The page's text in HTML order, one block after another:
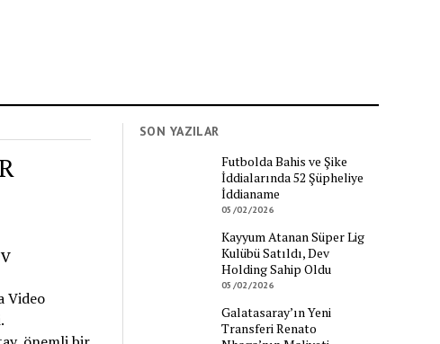
Video
SON YAZILAR
Futbolda Bahis ve Şike
İddialarında 52 Şüpheliye
İddianame
05/02/2026
Kayyum Atanan Süper Lig
Kulübü Satıldı, Dev
Holding Sahip Oldu
05/02/2026
Galatasaray’ın Yeni
Transferi Renato